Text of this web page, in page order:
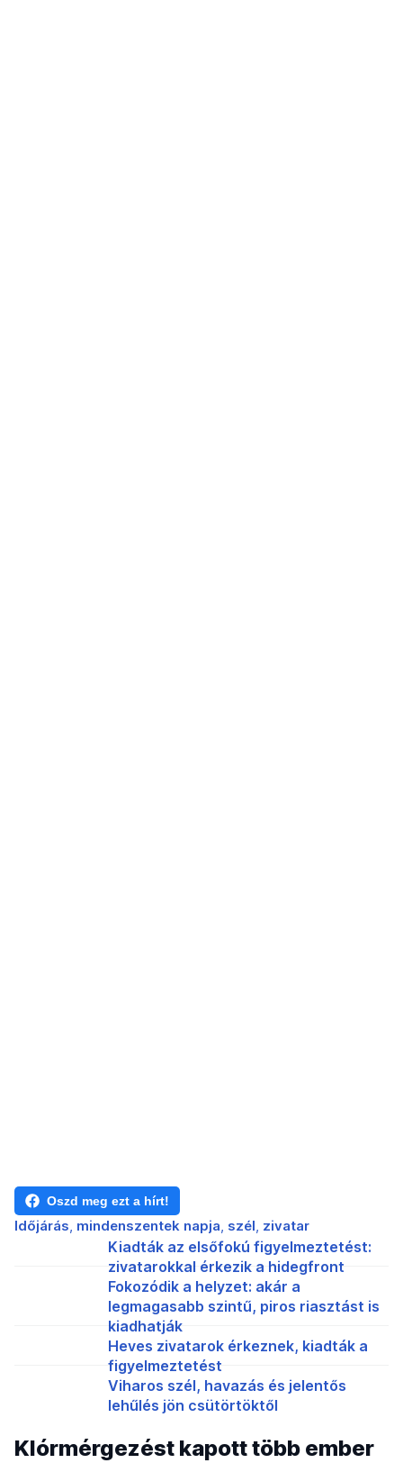
Oszd meg ezt a hírt!
Időjárás mindenszentek napja szél zivatar
Kiadták az elsőfokú figyelmeztetést:
zivatarokkal érkezik a hidegfront
Fokozódik a helyzet: akár a
legmagasabb szintű, piros riasztást is
kiadhatják
Heves zivatarok érkeznek, kiadták a
figyelmeztetést
Viharos szél, havazás és jelentős
lehűlés jön csütörtöktől
Klórmérgezést kapott több ember